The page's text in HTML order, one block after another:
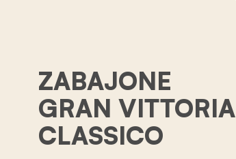
ZABAJONE
GRAN VITTORIA
CLASSICO